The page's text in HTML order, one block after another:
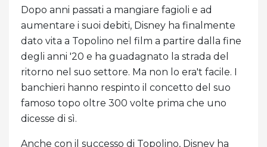
Dopo anni passati a mangiare fagioli e ad
aumentare i suoi debiti, Disney ha finalmente
dato vita a Topolino nel film a partire dalla fine
degli anni '20 e ha guadagnato la strada del
ritorno nel suo settore. Ma non lo era't facile. I
banchieri hanno respinto il concetto del suo
famoso topo oltre 300 volte prima che uno
dicesse di sì.
Anche con il successo di Topolino, Disney ha